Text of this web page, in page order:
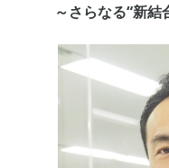
～さらなる“新結